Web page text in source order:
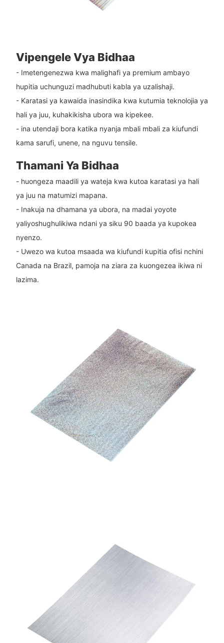
Vipengele Vya Bidhaa
- Imetengenezwa kwa malighafi ya premium ambayo
hupitia uchunguzi madhubuti kabla ya uzalishaji.
- Karatasi ya kawaida inasindika kwa kutumia teknolojia ya
hali ya juu, kuhakikisha ubora wa kipekee.
- ina utendaji bora katika nyanja mbali mbali za kiufundi
kama sarufi, unene, na nguvu tensile.
Thamani Ya Bidhaa
- huongeza maadili ya wateja kwa kutoa karatasi ya hali
ya juu na matumizi mapana.
- Inakuja na dhamana ya ubora, na madai yoyote
yaliyoshughulikiwa ndani ya siku 90 baada ya kupokea
nyenzo.
- Uwezo wa kutoa msaada wa kiufundi kupitia ofisi nchini
Canada na Brazil, pamoja na ziara za kuongezea ikiwa ni
lazima.